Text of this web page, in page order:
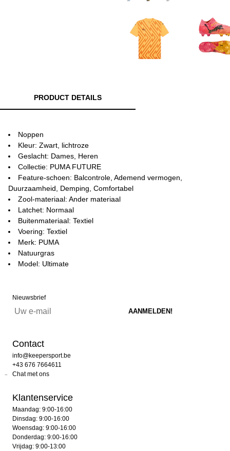
PRODUCT DETAILS
Noppen
Kleur: Zwart, lichtroze
Geslacht: Dames, Heren
Collectie: PUMA FUTURE
Feature-schoen: Balcontrole, Ademend vermogen,
Duurzaamheid, Demping, Comfortabel
Zool-materiaal: Ander materiaal
Latchet: Normaal
Buitenmateriaal: Textiel
Voering: Textiel
Merk: PUMA
Natuurgras
Model: Ultimate
Nieuwsbrief
Contact
info@keepersport.be
+43 676 7664611
Chat met ons
Klantenservice
Maandag: 9:00-16:00
Dinsdag: 9:00-16:00
Woensdag: 9:00-16:00
Donderdag: 9:00-16:00
Vrijdag: 9:00-13:00